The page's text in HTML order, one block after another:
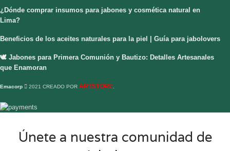
¿Dónde comprar insumos para jabones y cosmética natural en
Lima?
Beneficios de los aceites naturales para la piel | Guía para jabolovers
🕊️ Jabones para Primera Comunión y Bautizo: Detalles Artesanales
que Enamoran
Emacorp 2021 CREADO POR ARTSTORE.
Únete a nuestra comunidad de